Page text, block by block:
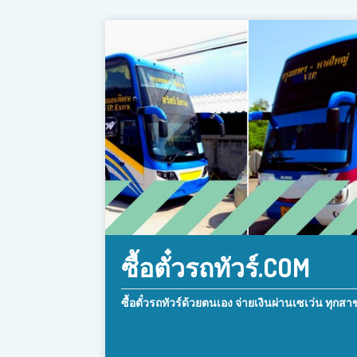
ซื้อตั๋วรถทัวร์.COM
ซื้อตั๋วรถทัวร์ด้วยตนเอง จ่ายเงินผ่านเซเว่น ทุกสา